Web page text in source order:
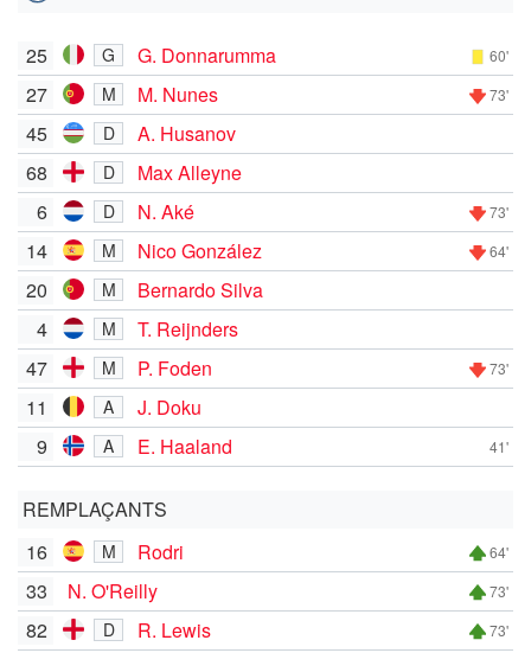
25 G G. Donnarumma 60'
27 M M. Nunes 73'
45 D
A. Husanov
68
D
Max Alleyne
6
D N. Aké 73'
14 M Nico González 64'
20 M
Bernardo Silva
4
M
T. Reijnders
47
M P. Foden 73'
11 A
J. Doku
9
A E. Haaland 41'
REMPLAÇANTS
16
M Rodri 64'
33 N. O'Reilly 73'
82 D R. Lewis 73'